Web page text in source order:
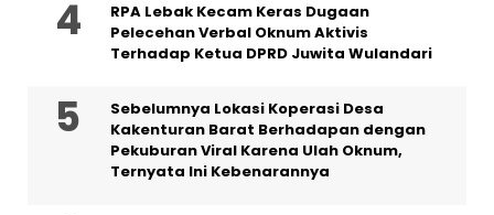
RPA Lebak Kecam Keras Dugaan
Pelecehan Verbal Oknum Aktivis
Terhadap Ketua DPRD Juwita Wulandari
Sebelumnya Lokasi Koperasi Desa
Kakenturan Barat Berhadapan dengan
Pekuburan Viral Karena Ulah Oknum,
Ternyata Ini Kebenarannya